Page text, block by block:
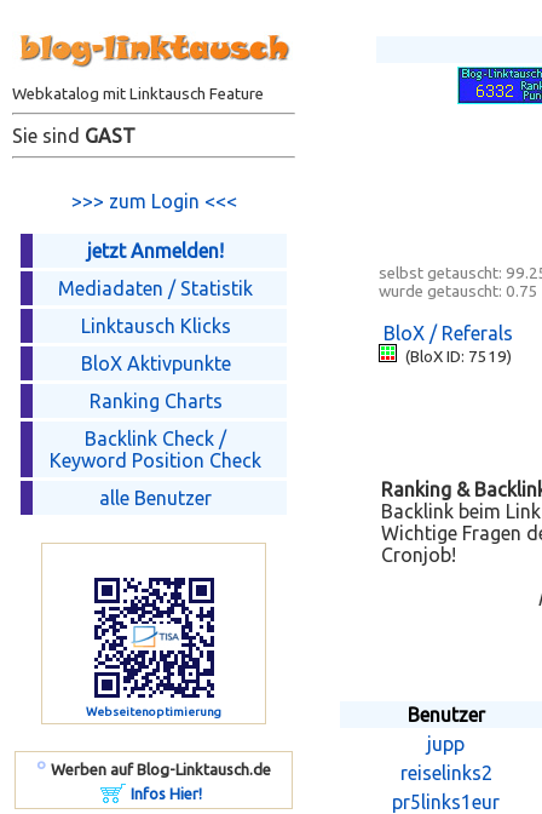
Webkatalog mit Linktausch Feature
Sie sind GAST
>>> zum Login <<<
jetzt Anmelden!
Mediadaten / Statistik
Linktausch Klicks
BloX Aktivpunkte
Ranking Charts
Backlink Check /
Keyword Position Check
alle Benutzer
Webseitenoptimierung
º Werben auf Blog-Linktausch.de
Infos Hier!
selbst getauscht:
wurde getauscht: 0.75
BloX / Referals
(BloX ID: 7519)
Ranking &
Backlink beim
Wichtige Fragen
Cronjob!
Benutzer
jupp
reiselinks2
pr5links1eur